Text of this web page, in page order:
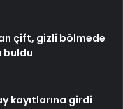
çift, gizli bölmede
buldu
kayıtlarına girdi